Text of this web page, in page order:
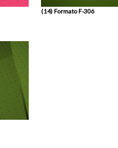
(14) Formato F-306